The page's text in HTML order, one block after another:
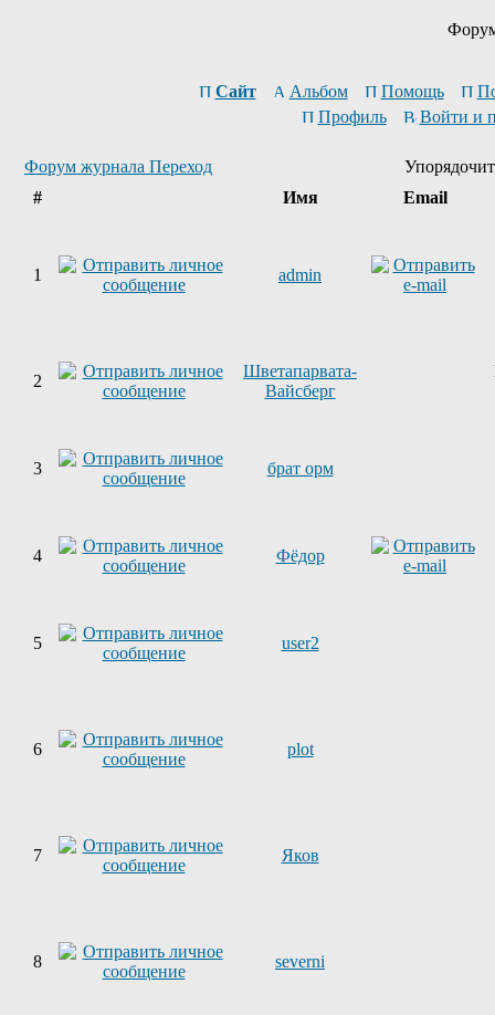
Сайт Альбом Помощь
Профиль
Войти и
Форум журнала Переход
#
Имя Email
1 admin
2
Шветапарвата-
Вайсберг
3 брат орм
4 Фёдор
5 user2
6 plot
7 Яков
8 severni